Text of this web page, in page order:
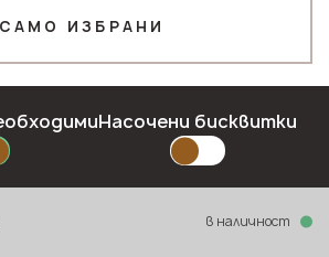
в наличност
за поверителност
САМО ИЗБРАНИ
Насочени бисквитки